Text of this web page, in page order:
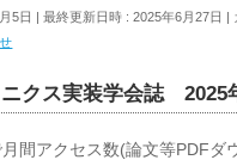
5日 最終更新日時 : 2025年6月27日
クス実装学会誌 2025
間アクセス数(論文等PDFダ